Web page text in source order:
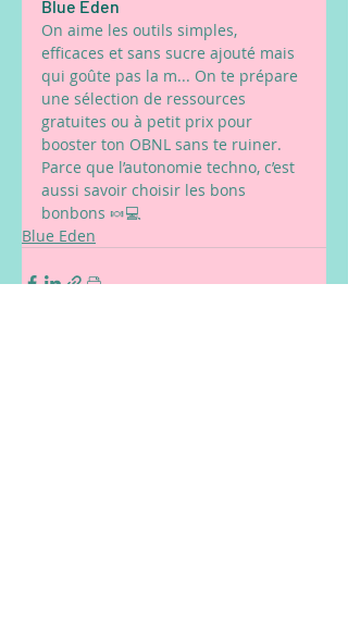
Blue Eden
On aime les outils simples,
efficaces et sans sucre ajouté mais
qui goûte pas la m... On te prépare
une sélection de ressources
gratuites ou à petit prix pour
booster ton OBNL sans te ruiner.
Parce que l’autonomie techno, c’est
aussi savoir choisir les bons
bonbons 🍬💻
Blue Eden